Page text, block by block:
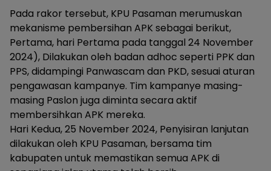
Pada rakor tersebut, KPU Pasaman merumuskan
mekanisme pembersihan APK sebagai berikut,
Pertama, hari Pertama pada tanggal 24 November
2024), Dilakukan oleh badan adhoc seperti PPK dan
PPS, didampingi Panwascam dan PKD, sesuai aturan
pengawasan kampanye. Tim kampanye masing-
masing Paslon juga diminta secara aktif
membersihkan APK mereka.
Hari Kedua, 25 November 2024, Penyisiran lanjutan
dilakukan oleh KPU Pasaman, bersama tim
kabupaten untuk memastikan semua APK di